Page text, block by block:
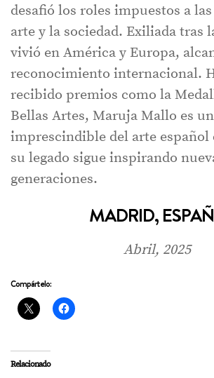
desafió los roles impuestos a
arte y la sociedad. Exiliada tras
vivió en América y Europa,
reconocimiento internacional.
recibido premios como la
Bellas Artes, Maruja Mallo es
imprescindible del arte español
su legado sigue inspirando
generaciones.
MADRID,
Abril, 2025
Compártelo:
Relacionado